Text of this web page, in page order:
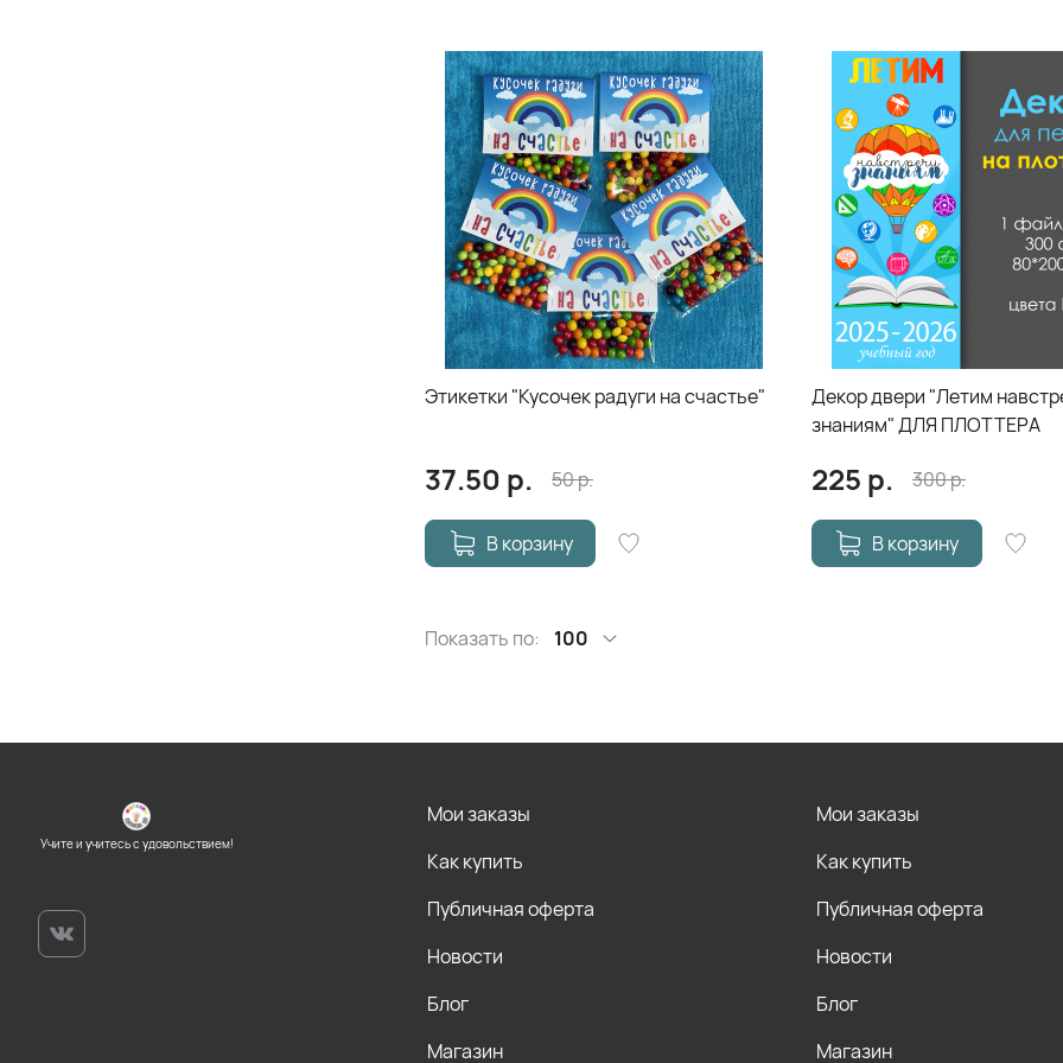
Этикетки "Кусочек радуги на счастье"
37.50 р. 50р.
В корзину
Декор двери "Летим
знаниям" ДЛЯ ПЛОТТЕРА
225 р. 300р.
В корзину
Показать по: 100
Учите и учитесь с удовольствием!
Мои заказы
Как купить
Публичная оферта
Новости
Блог
Магазин
Мои заказы
Как купить
Публичная оферта
Новости
Блог
Магазин